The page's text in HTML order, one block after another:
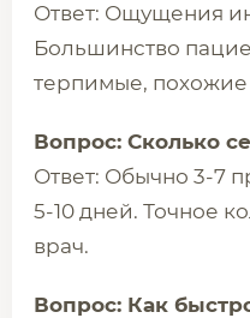
Ответ: Ощущения
Большинство
терпимые, похожие
Вопрос: Сколько
Ответ: Обычно 3-7
5-10 дней. Точное
врач.
Вопрос: Как